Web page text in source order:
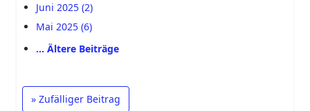
Juni 2025 (2)
Mai 2025 (6)
… Ältere Beiträge
» Zufälliger Beitrag